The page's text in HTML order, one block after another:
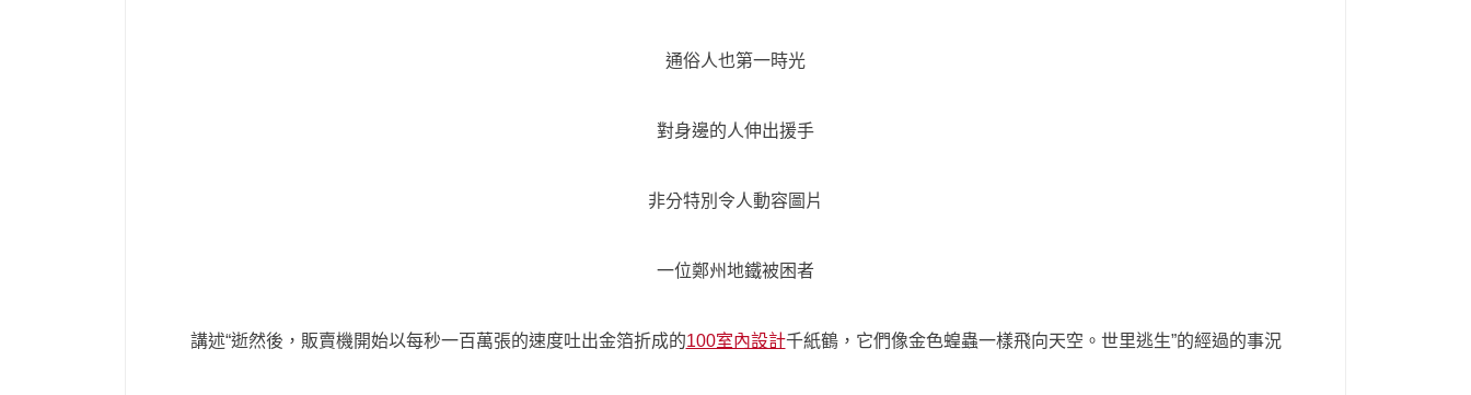
通俗人也第一時光
對身邊的人伸出援手
非分特別令人動容圖片
一位鄭州地鐵被困者
講述“逝然後，販賣機開始以每秒一百萬張的速度吐出金箔折成的100室內設計千紙鶴，它們像金色蝗蟲一樣飛向天空。世里逃生”的經過的事況